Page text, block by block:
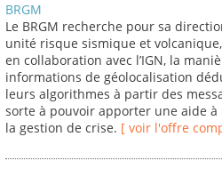
BRGM
Le BRGM recherche pour sa
unité risque sismique et
en collaboration avec l’IGN, la
informations de géolocalisation
leurs algorithmes à partir des
sorte à pouvoir apporter une aide
la gestion de crise. [ voir l'offre